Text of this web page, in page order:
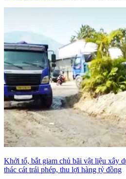
Khởi tố, bắt giam chủ bãi vật liệu xây
thác cát trái phép, thu lợi hàng tỷ đồng